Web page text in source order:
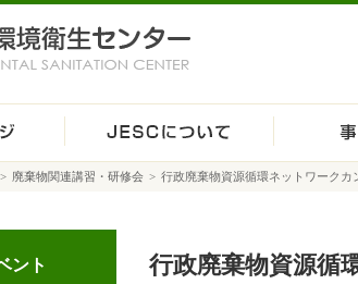
> 廃棄物関連講習・研修会 > 行政廃棄物資源循環ネットワークカ
行政廃棄物資源循
ント